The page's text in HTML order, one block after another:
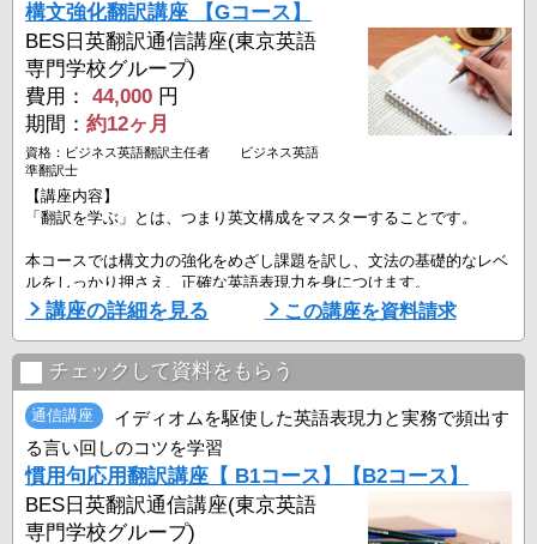
A２コースでは、さらに文節、長文で訓練、文章全体のまとまりが作
れるように ...
構文強化翻訳講座 【Gコース】
BES日英翻訳通信講座(東京英語
専門学校グループ)
費用：
44,000 円
期間： 約12ヶ月
資格：ビジネス英語翻訳主任者 ビジネス英語
準翻訳士
【講座内容】
「翻訳を学ぶ」とは、つまり英文構成をマスターすることです。
本コースでは構文力の強化をめざし課題を訳し、文法の基礎的なレベ
ルをしっかり押さえ、正確な英語表現力を身につけます。
いわゆる学校英作文と異なり、英語の自然な発想・表現や簡潔、明瞭
な訳文にするという翻訳に必要な要素にも触れます。
課題を訳す前に、どのような構文を使うか描きながら進められるこの
コースは、自分の構文力、表現力を伸ばすのにも役立ちます。
添削で受講生の文法的な疑問に対しても丁寧に応え、問題点解決をヘ
ルプします ...
講座の詳細を見る この講座を資料請求
チェックして資料をもらう
通信講座
イディオムを駆使した英語表現力と実務で頻出す
る言い回しのコツを学習
慣用句応用翻訳講座【 B1コース】【B2コース】
BES日英翻訳通信講座(東京英語
専門学校グループ)